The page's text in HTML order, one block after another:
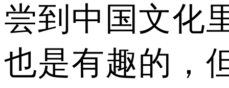
尝到中国文化
也是有趣的，